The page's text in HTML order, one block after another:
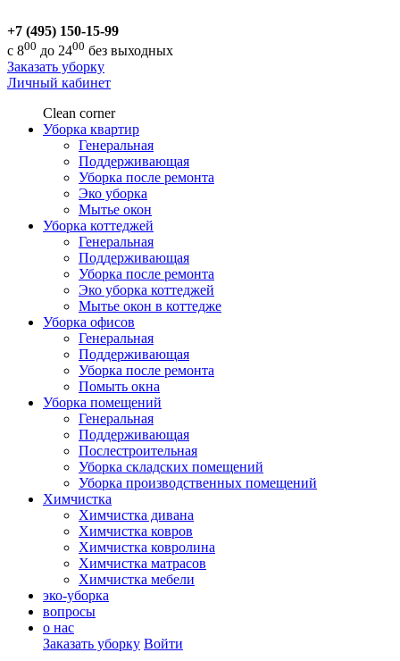
+7 (495) 150-15-99
с 800 до 2400 без выходных
Заказать уборку
Личный кабинет
Clean corner
Уборка квартир
Генеральная
Поддерживающая
Уборка после ремонта
Эко уборка
Мытье окон
Уборка коттеджей
Генеральная
Поддерживающая
Уборка после ремонта
Эко уборка коттеджей
Мытье окон в коттедже
Уборка офисов
Генеральная
Поддерживающая
Уборка после ремонта
Помыть окна
Уборка помещений
Генеральная
Поддерживающая
Послестроительная
Уборка складских помещений
Уборка производственных помещений
Химчистка
Химчистка дивана
Химчистка ковров
Химчистка ковролина
Химчистка матрасов
Химчистка мебели
эко-уборка
вопросы
о нас
Заказать уборку Войти